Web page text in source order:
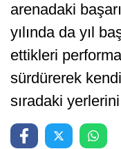
arenadaki
yılında da yıl
ettikleri
sürdürerek
sıradaki